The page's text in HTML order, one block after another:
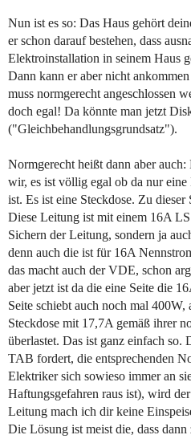
Nun ist es so: Das Haus gehört
er schon darauf bestehen, dass
Elektroinstallation in seinem Haus
Dann kann er aber nicht
muss normgerecht angeschlossen
doch egal! Da könnte man jetzt
("Gleichbehandlungsgrundsatz").
Normgerecht heißt dann aber
wir, es ist völlig egal ob da nur eine
ist. Es ist eine Steckdose. Zu
Diese Leitung ist mit einem 16A
Sichern der Leitung, sondern ja
denn auch die ist für 16A
das macht auch der VDE, schon
aber jetzt ist da die eine Seite die
Seite schiebt auch noch mal
Steckdose mit 17,7A gemäß ihrer
überlastet. Das ist ganz einfach so.
TAB fordert, die entsprechenden
Elektriker sich sowieso immer an
Haftungsgefahren raus ist), wird
Leitung mach ich dir keine
Die Lösung ist meist die, dass